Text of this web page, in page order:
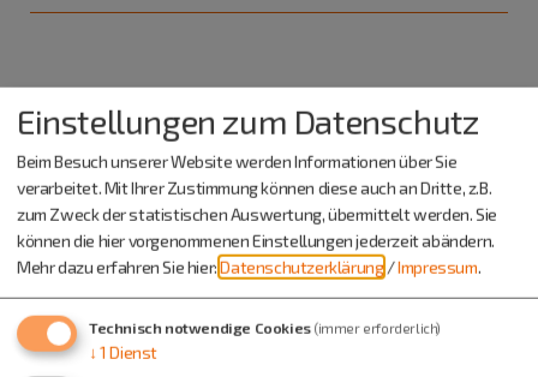
der Region? DannkontaktierenSie uns gerne!
Weiterführende Links und
Informationen
Bundesweite Projektbörse "FORUM Gemeinschaftliches
Wohnen e.V."
Einstellungen zum Datenschutz
Beim Besuch unserer Website werden Informationen über Sie
verarbeitet. Mit Ihrer Zustimmung können diese auch an Dritte, z.B.
zum Zweck der statistischen Auswertung, übermittelt werden. Sie
können die hier vorgenommenen Einstellungen jederzeit abändern.
Mehr dazu erfahren Sie hier:Datenschutzerklärung /Impressum.
Technisch notwendige Cookies (immer erforderlich)
↓ 1 Dienst